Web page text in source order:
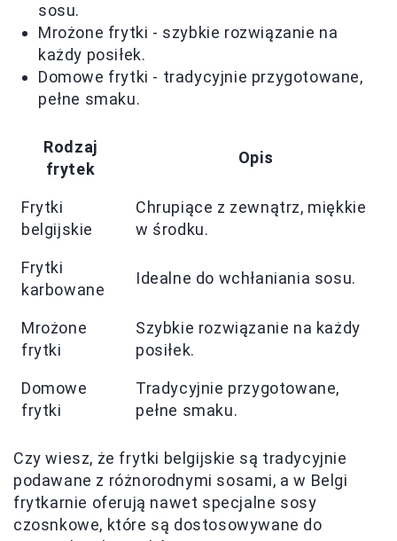
sosu.
Mrożone frytki - szybkie rozwiązanie na
każdy posiłek.
Domowe frytki - tradycyjnie przygotowane,
pełne smaku.
Rodzaj
frytek
Opis
Frytki
belgijskie
Chrupiące z zewnątrz, miękkie
w środku.
Frytki
karbowane
Idealne do wchłaniania sosu.
Mrożone
frytki
Szybkie rozwiązanie na każdy
posiłek.
Domowe
frytki
Tradycyjnie przygotowane,
pełne smaku.
Czy wiesz, że frytki belgijskie są tradycyjnie
podawane z różnorodnymi sosami, a w Belgi
frytkarnie oferują nawet specjalne sosy
czosnkowe, które są dostosowywane do